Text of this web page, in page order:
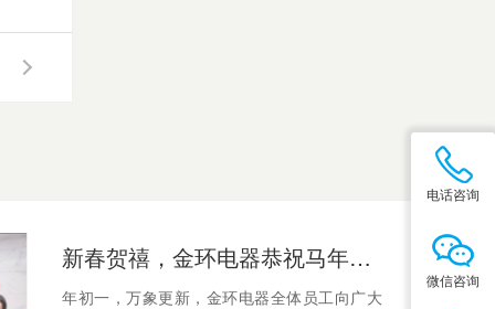
新春贺禧，金环电器恭祝马年进步
年初一，万象更新，金环电器全体员工向广大
电话咨询
微信咨询